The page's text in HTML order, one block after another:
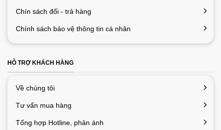
Chín sách đổi - trả hàng
Chính sách bảo vệ thông tin cá nhân
HỖ TRỢ KHÁCH HÀNG
Về chúng tôi
Tư vấn mua hàng
Tổng hợp Hotline, phản ánh